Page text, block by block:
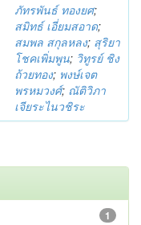
ภัทรพันธ์ ทองยศ;
สมิทธ์ เอี่ยมสอาด;
สมพล สกุลหลง; สุริยา
โชคเพิ่มพูน; วิทูรย์ ชิง
ถ้วยทอง; พงษ์เจต
พรหมวงศ์; ณัติวิภา
เจียระไนวชิระ
1